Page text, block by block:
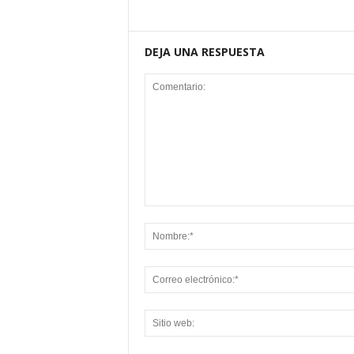
DEJA UNA RESPUESTA